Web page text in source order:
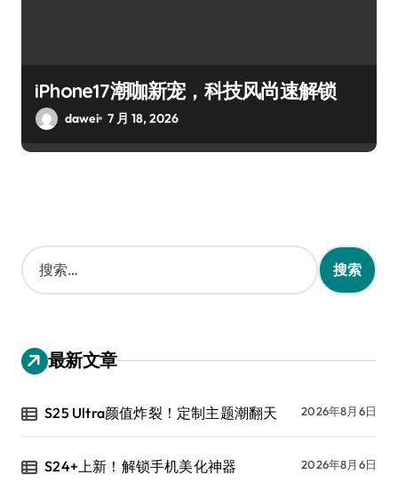
iPhone17潮咖新宠，科技风尚速解锁
dawei 7 月 18, 2026
搜
索
：
最新文章
S25 Ultra颜值炸裂！定制主题潮翻天 2026年8月6日
S24+上新！解锁手机美化神器 2026年8月6日